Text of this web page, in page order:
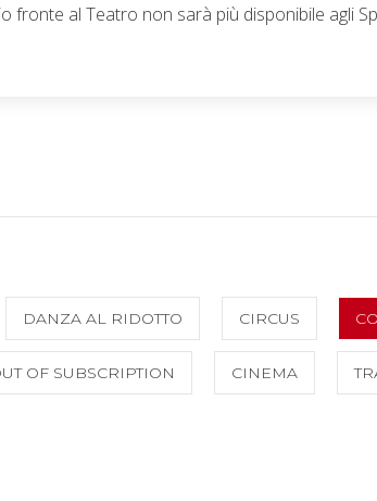
fronte al Teatro non sarà più disponibile agli
DANZA AL RIDOTTO CIRCUS
OF SUBSCRIPTION CINEMA